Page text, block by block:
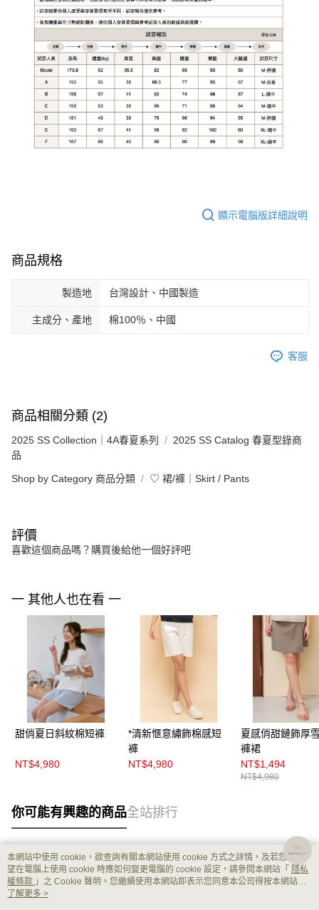
顯示電腦版詳細說明
商品規格
製造地 台灣設計、中國製造
主成分、產地 棉100％、中國
客服
商品相關分類 (2)
2025 SS Collection｜4A春夏系列
2025 SS Catalog 春夏型錄商
品
Shop by Category 商品分類 ♡ 裙/褲｜Skirt / Pants
評價
喜歡這個商品嗎？購買後給他一個好評吧
一 其他人也在看 一
甜俏夏日斜紋棉短褲
NT$4,980
*清新愜意繡飾棉感短
褲
NT$4,980
夏感俏甜鏈飾厚
褲裙
NT$1,494
NT$4,980
你可能有興趣的商品全站排行
熱門標籤
本網站中使用 cookie，欲查詢有關本網站使用 cookie 方式之詳情，及若您不希
望在電腦上使用 cookie 時應如何變更電腦的 cookie 設定，請參閱本網站「 隱私
權條款 」之 Cookie 聲明。您繼續使用本網站即表示您同意本公司得按本網站使
用條款之 Cookie 聲明使用 cookie。
了解更多 >